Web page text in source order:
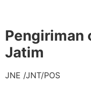
Pengiriman
Jatim
JNE /JNT/POS